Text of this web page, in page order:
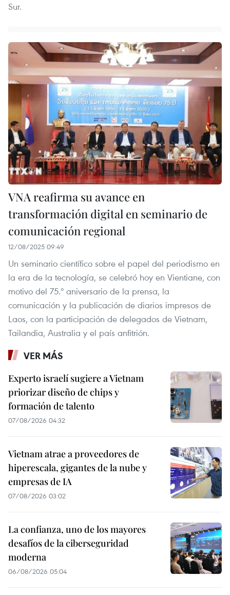
Sur.
VNA reafirma su avance en
transformación digital en seminario de
comunicación regional
12/08/2025 09:49
Un seminario científico sobre el papel del periodismo en
la era de la tecnología, se celebró hoy en Vientiane, con
motivo del 75.º aniversario de la prensa, la
comunicación y la publicación de diarios impresos de
Laos, con la participación de delegados de Vietnam,
Tailandia, Australia y el país anfitrión.
VER MÁS
Experto israelí sugiere a Vietnam
priorizar diseño de chips y
formación de talento
07/08/2026 04:32
Vietnam atrae a proveedores de
hiperescala, gigantes de la nube y
empresas de IA
07/08/2026 03:02
La confianza, uno de los mayores
desafíos de la ciberseguridad
moderna
06/08/2026 05:04